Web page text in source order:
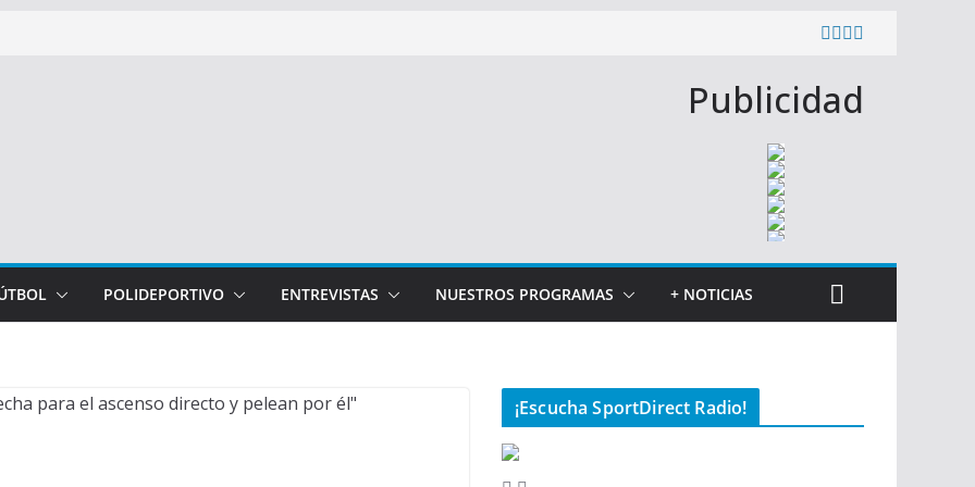
Publicidad
POLIDEPORTIVO ENTREVISTAS NUESTROS PROGRAMAS + NOTICIAS
¡Escucha SportDirect Radio!